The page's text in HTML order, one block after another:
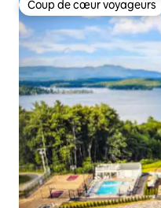
Coup de cœur voyageurs
Coup de cœur voyageurs